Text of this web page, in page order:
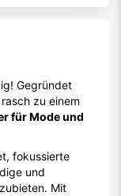
Gegründet
zu einem
für Mode und
fokussierte
und
Mit